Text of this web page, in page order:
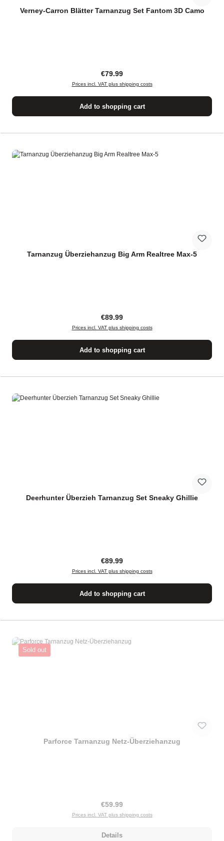
Verney-Carron Blätter Tarnanzug Set Fantom 3D Camo
Regular price:
€79.99
Prices incl. VAT plus shipping costs
Add to shopping cart
Tarnanzug Überziehanzug Big Arm Realtree Max-5
Regular price:
€89.99
Prices incl. VAT plus shipping costs
Add to shopping cart
Deerhunter Überzieh Tarnanzug Set Sneaky Ghillie
Regular price:
€89.99
Prices incl. VAT plus shipping costs
Add to shopping cart
Sold out
Parforce Tarnanzug Netz-Überziehanzug
Regular price:
€59.99
Prices incl. VAT plus shipping costs
Details